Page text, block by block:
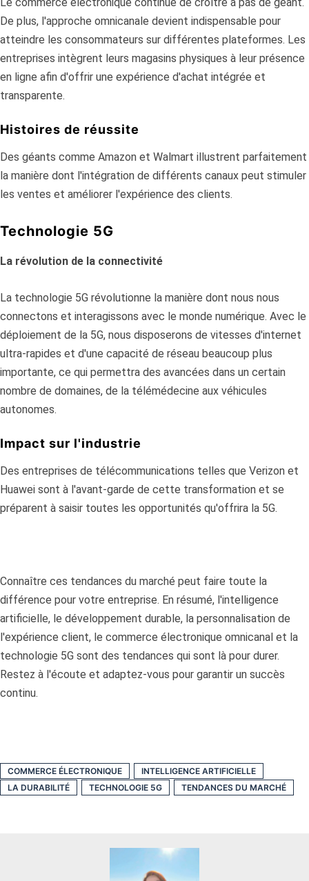
De plus, l'approche omnicanale devient indispensable pour
atteindre les consommateurs sur différentes plateformes. Les
entreprises intègrent leurs magasins physiques à leur présence
en ligne afin d'offrir une expérience d'achat intégrée et
transparente.
Histoires de réussite
Des géants comme Amazon et Walmart illustrent parfaitement
la manière dont l'intégration de différents canaux peut stimuler
les ventes et améliorer l'expérience des clients.
Technologie 5G
La révolution de la connectivité
La technologie 5G révolutionne la manière dont nous nous
connectons et interagissons avec le monde numérique. Avec le
déploiement de la 5G, nous disposerons de vitesses d'internet
ultra-rapides et d'une capacité de réseau beaucoup plus
importante, ce qui permettra des avancées dans un certain
nombre de domaines, de la télémédecine aux véhicules
autonomes.
Impact sur l'industrie
Des entreprises de télécommunications telles que Verizon et
Huawei sont à l'avant-garde de cette transformation et se
préparent à saisir toutes les opportunités qu'offrira la 5G.
Connaître ces tendances du marché peut faire toute la
différence pour votre entreprise. En résumé, l'intelligence
artificielle, le développement durable, la personnalisation de
l'expérience client, le commerce électronique omnicanal et la
technologie 5G sont des tendances qui sont là pour durer.
Restez à l'écoute et adaptez-vous pour garantir un succès
continu.
COMMERCE ÉLECTRONIQUE
INTELLIGENCE ARTIFICIELLE
LA DURABILITÉ
TECHNOLOGIE 5G TENDANCES DU MARCHÉ